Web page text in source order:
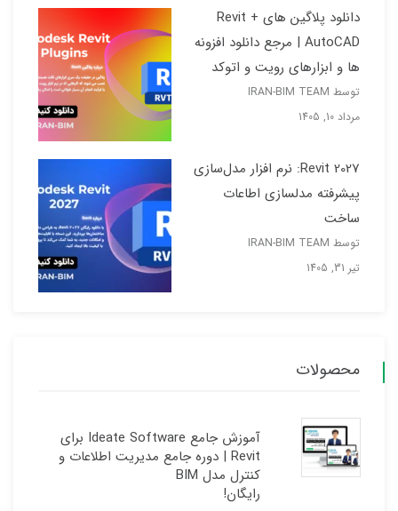
دانلود پلاگین های Revit +
AutoCAD | مرجع دانلود افزونه
ها و ابزارهای رویت و اتوکد
توسط IRAN-BIM TEAM
مرداد 10, 1405
Revit 2027: نرم افزار مدل‌سازی
پیشرفته مدلسازی اطاعات
ساخت
توسط IRAN-BIM TEAM
تیر 31, 1405
محصولات
آموزش جامع Ideate Software برای
Revit | دوره جامع مدیریت اطلاعات و
کنترل مدل BIM
رایگان!